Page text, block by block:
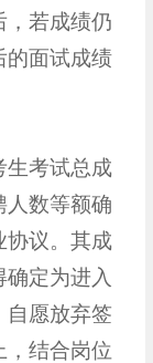
，若成绩仍
的面试成绩
生考试总成
人数等额确
协议。其成
定为进入
自愿放弃签
，结合岗位